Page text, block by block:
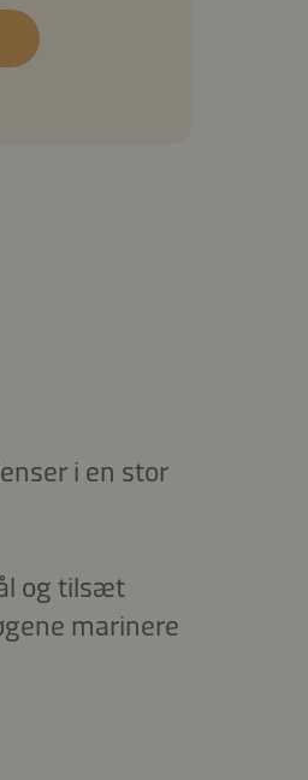
i en stor
og tilsæt
marinere